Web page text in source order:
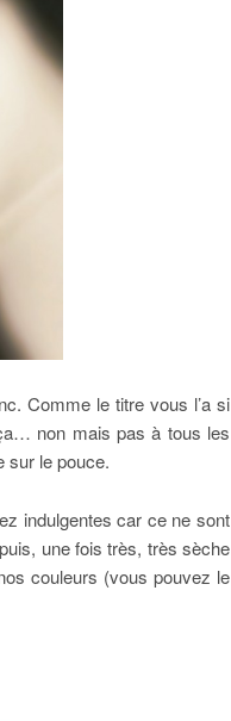
Comme le titre vous l’a si
non mais pas à tous les
sur le pouce.
indulgentes car ce ne sont
une fois très, très sèche
couleurs (vous pouvez le